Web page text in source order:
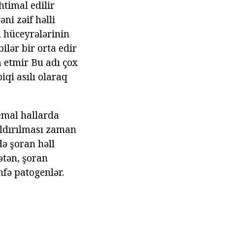
edilir
zəif həlli
hüceyrələrinin
bir orta edir
Bu adı çox
asılı olaraq
hallarda
zaman
şoran həll
şoran
patogenlər.